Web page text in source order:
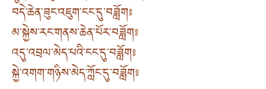
བདེ་ཆེན་ཟུང་འཇུག་ངང་དུ་བཟློག༔
མ་སྐྱེས་རང་གནས་ཆེན་པོར་བཟློག༔
འདུ་འབྲལ་མེད་པའི་ངང་དུ་བཟློག༔
སྐྱེ་འགག་གཉིས་མེད་ཀློང་དུ་བཟློག༔